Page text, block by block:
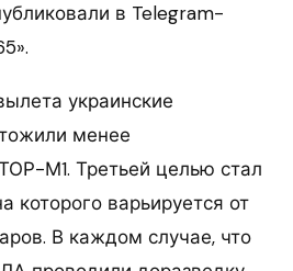
в Telegram-
украинские
менее
М1. Третьей целью стал
варьируется от
В каждом случае, что